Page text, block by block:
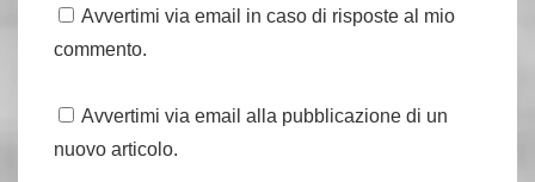
Avvertimi via email in caso di risposte al mio
commento.
Avvertimi via email alla pubblicazione di un
nuovo articolo.